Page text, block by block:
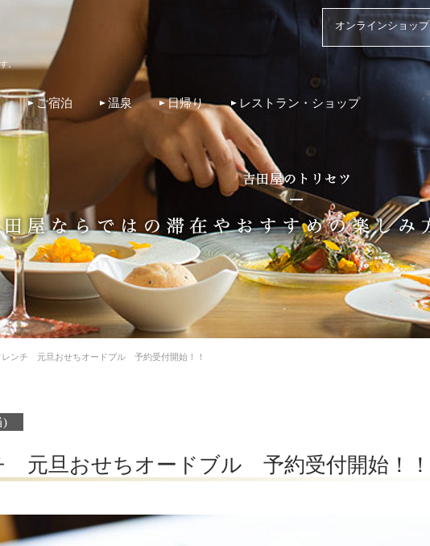
。
オンラインショップ
ご宿泊 温泉 日帰り レストラン・ショップ
レンチ 元旦おせちオードブル 予約受付開始！！
)
元旦おせちオードブル 予約受付開始！！